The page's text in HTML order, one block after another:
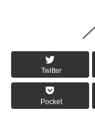
Twitter
Pocket